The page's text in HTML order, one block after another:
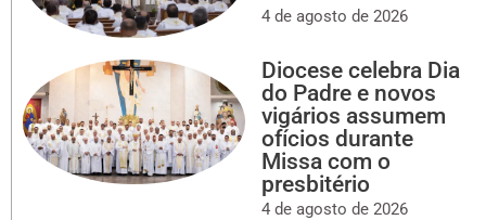
4 de agosto de 2026
Diocese celebra Dia
do Padre e novos
vigários assumem
ofícios durante
Missa com o
presbitério
4 de agosto de 2026